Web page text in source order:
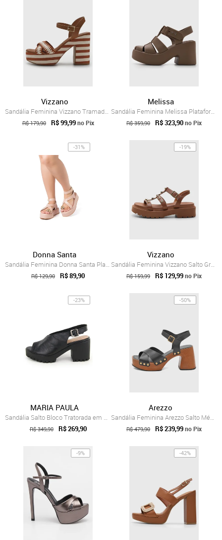
Vizzano
Sandália Feminina Vizzano Tramada Caramelo
R$ 179,90 R$ 99,99 no Pix
Melissa
Sandália Feminina Melissa Plataforma Marrom
R$ 359,90 R$ 323,90no Pix
-31%
Donna Santa
Sandália Feminina Donna Santa Plataforma...
R$ 129,90 R$ 89,90
-19%
Vizzano
Sandália Feminina Vizzano Salto Grosso T...
R$ 159,99 R$ 129,99no Pix
-23%
MARIA PAULA
Sandália Salto Bloco Tratorada em Couro ...
R$ 349,90 R$ 269,90
-50%
Arezzo
Sandália Feminina Arezzo Salto Médio Tir...
R$ 479,90 R$ 239,99no Pix
-9% -42%